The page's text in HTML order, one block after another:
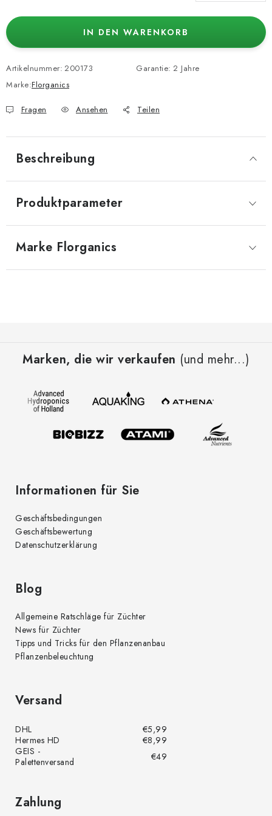
IN DEN WARENKORB
Artikelnummer: 200173
Marke:Florganics
Garantie: 2 Jahre
Fragen Ansehen Teilen
Beschreibung
Produktparameter
Marke Florganics
Marken, die wir verkaufen (und mehr...)
Informationen für Sie
Geschäftsbedingungen
Geschäftsbewertung
Datenschutzerklärung
Blog
Allgemeine Ratschläge für Züchter
News für Züchter
Tipps und Tricks für den Pflanzenanbau
Pflanzenbeleuchtung
Versand
DHL
€5,99
Hermes HD
€8,99
GEIS -
Palettenversand
€49
Zahlung